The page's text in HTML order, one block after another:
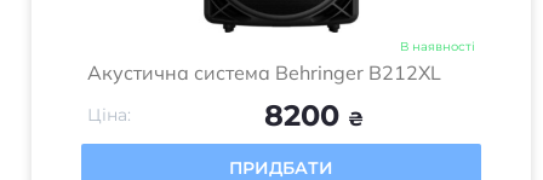
В наявності
Акустична система Behringer B212XL
Ціна: 8200 ₴
ПРИДБАТИ